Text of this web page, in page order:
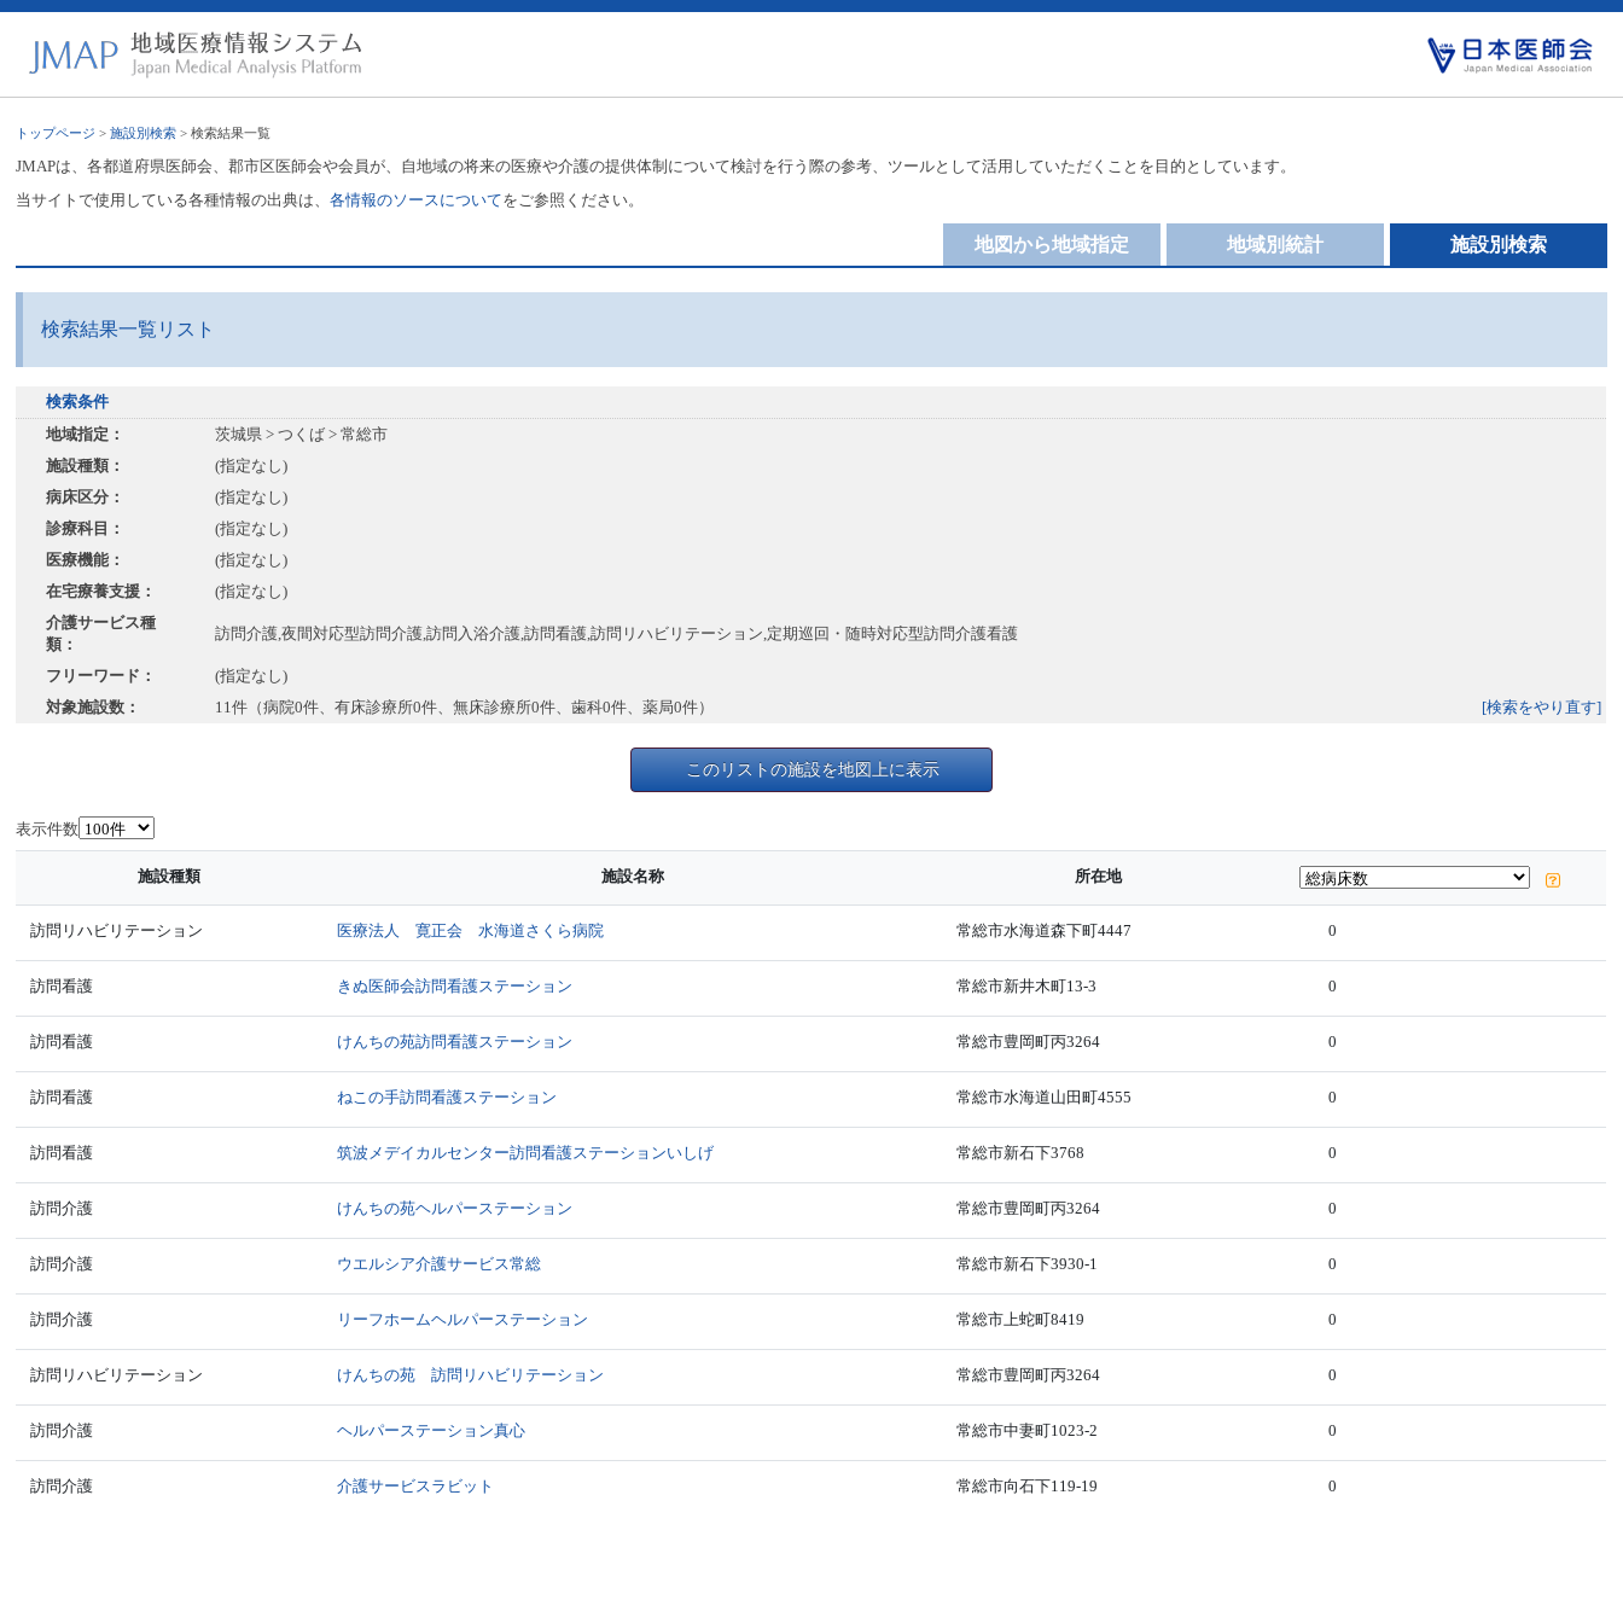
トップページ >施設別検索 > 検索結果一覧
JMAPは、各都道府県医師会、郡市区医師会や会員が、自地域の将来の医療や介護の提供体制について検討を行う際の参考、ツールとして活用していただくことを目的としています。
当サイトで使用している各種情報の出典は、各情報のソースについてをご参照ください。
施設別検索
地域別統計
地図から地域指定
検索結果一覧リスト
検索条件
地域指定：
茨城県 > つくば > 常総市
施設種類：
(指定なし)
病床区分：
(指定なし)
診療科目：
(指定なし)
医療機能：
(指定なし)
在宅療養支援：
(指定なし)
介護サービス種
類：
訪問介護,夜間対応型訪問介護,訪問入浴介護,訪問看護,訪問リハビリテーション,定期巡回・随時対応型訪問介護看護
フリーワード：
(指定なし)
対象施設数：
11件（病院0件、有床診療所0件、無床診療所0件、歯科0件、薬局0件） [検索をやり直す]
このリストの施設を地図上に表示
表示件数
施設種類 施設名称 所在地
訪問リハビリテーション 医療法人 寛正会 水海道さくら病院 常総市水海道森下町4447 0
訪問看護 きぬ医師会訪問看護ステーション 常総市新井木町13-3 0
訪問看護 けんちの苑訪問看護ステーション 常総市豊岡町丙3264 0
訪問看護 ねこの手訪問看護ステーション 常総市水海道山田町4555 0
訪問看護 筑波メデイカルセンター訪問看護ステーションいしげ 常総市新石下3768 0
訪問介護 けんちの苑ヘルパーステーション 常総市豊岡町丙3264 0
訪問介護 ウエルシア介護サービス常総 常総市新石下3930-1 0
訪問介護 リーフホームヘルパーステーション 常総市上蛇町8419 0
訪問リハビリテーション けんちの苑 訪問リハビリテーション 常総市豊岡町丙3264 0
訪問介護 ヘルパーステーション真心 常総市中妻町1023-2 0
訪問介護 介護サービスラビット 常総市向石下119-19 0